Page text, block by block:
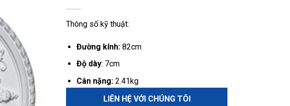
Thông số kỹ thuật:
Đường kính:82cm
Độ dày: 7cm
Cân nặng:2.41kg
LIÊN HỆ VỚI CHÚNG TÔI